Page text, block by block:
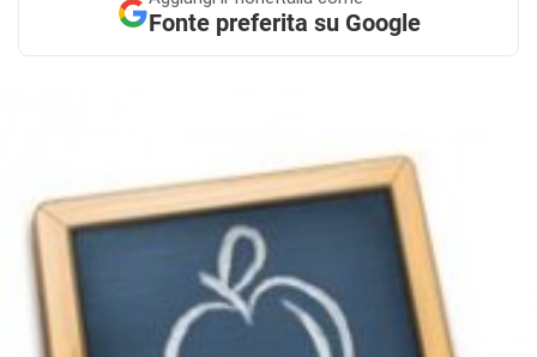
Fonte preferita su Google